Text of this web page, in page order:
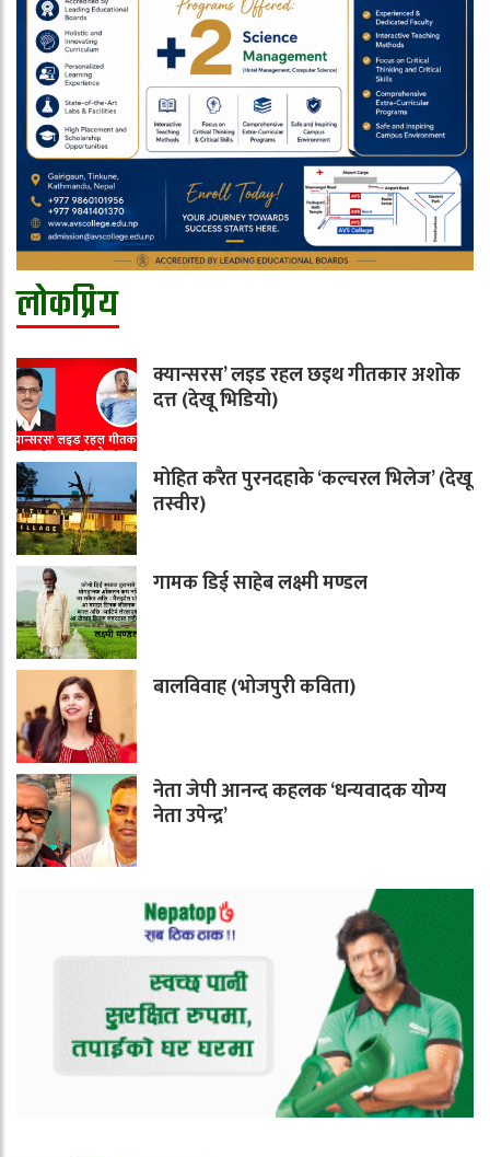
लोकप्रिय
क्यान्सरस’ लइड रहल छइथ गीतकार अशोक
दत्त (देखू भिडियो)
मोहित करैत पुरनदहाके ‘कल्चरल भिलेज’ (देखू
तस्वीर)
गामक डिई साहेब लक्ष्मी मण्डल
बालविवाह (भोजपुरी कविता)
नेता जेपी आनन्द कहलक ‘धन्यवादक योग्य
नेता उपेन्द्र’